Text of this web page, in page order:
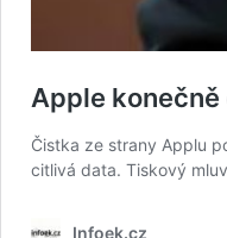
Apple
Čistka ze strany Applu
citlivá data. Tiskový
Infoek.cz